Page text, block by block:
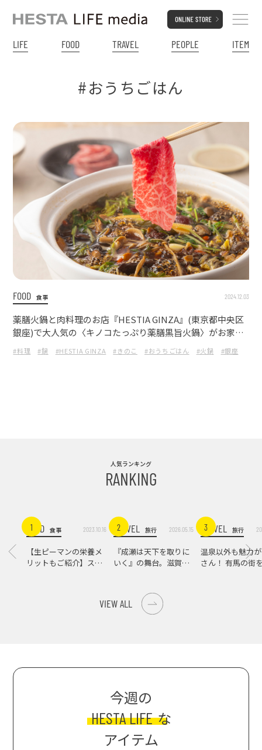
LIFE FOOD TRAVEL PEOPLE ITEM
#おうちごはん
FOOD 食事 2024.12.03
薬膳火鍋と肉料理のお店『HESTIA GINZA』(東京都中央区
銀座)で大人気の〈キノコたっぷり薬膳黒旨火鍋〉がお家で
簡単に楽しめる！
#料理 #鍋 #HESTIA GINZA #きのこ #おうちごはん #火鍋 #銀座
人気ランキング
RANKING
1FOOD 食事 2023.10.16
【生ピーマンの栄養メ
リットもご紹介】スパ
2
TRAVEL 旅行 2026.05.15
『成瀬は天下を取りに
いく』の舞台。滋賀県
3
TRAVEL 旅行
温泉以外も魅力
さん！ 有馬の街
VIEW ALL
今週の
HESTA LIFE な
アイテム